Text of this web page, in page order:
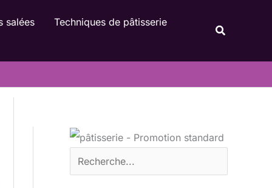
salées
Techniques de pâtisserie